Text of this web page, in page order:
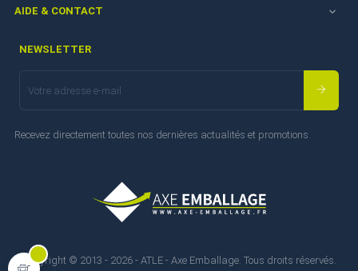
AIDE & CONTACT 
NEWSLETTER
Recevez directement toutes nos dernières actualités et promotions.
Copyright © 2013 - 2026 - ATLE - Axe Emballage. Tous droits réservés.